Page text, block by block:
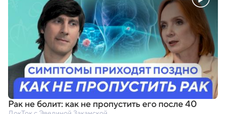
Рак не болит: как не пропустить его после 40